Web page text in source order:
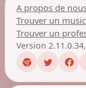
A propos de
Trouver un
Trouver un
Version 2.11.0.34,